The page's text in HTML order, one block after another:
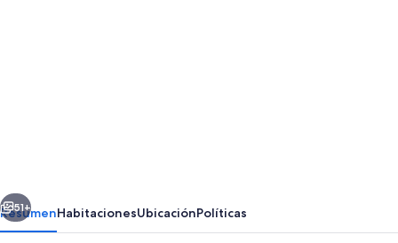
Siguiente
51+
ResumenHabitacionesUbicaciónPolíticas